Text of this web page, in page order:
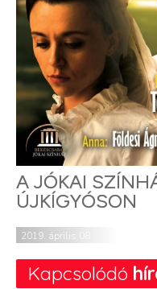
A JÓKAI
ÚJKÍGYÓSON
2019. április 08.
Kapcsolódó